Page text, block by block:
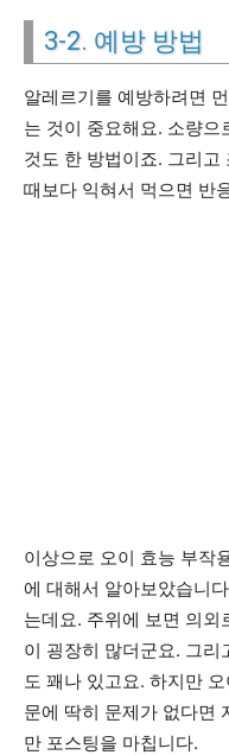
3-2. 예방 방법
알레르기를 예방하려면
는 것이 중요해요. 소량
것도 한 방법이죠. 그리
때보다 익혀서 먹으면 반
이상으로 오이 효능 부작
에 대해서 알아보았습니
는데요. 주위에 보면 의
이 굉장히 많더군요. 그
도 꽤나 있고요. 하지만
문에 딱히 문제가 없다면
만 포스팅을 마칩니다.